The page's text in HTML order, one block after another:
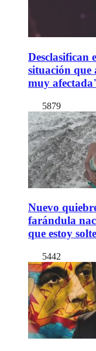
Desclasifican
situación que
muy
5879
Nuevo
farándula
que estoy
5442